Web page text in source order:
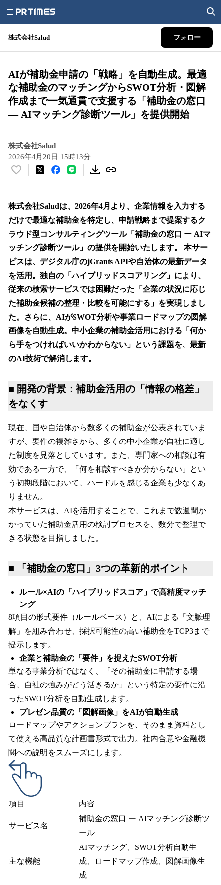
株式会社Salud フォロー
AIが補助金申請の「戦略」を自動生成。最適
な補助金のマッチングからSWOT分析・図解
作成まで一気通貫で支援する「補助金の窓口
— AIマッチング診断ツール」を提供開始
株式会社Salud
2026年4月20日 15時13分
い
！
数
を
読
み
込
中
で
す
株式会社Saludは、2026年4月より、企業情報を入力する
だけで最適な補助金を特定し、申請戦略まで提案するク
ラウド型コンサルティングツール「補助金の窓口 ー AIマ
ッチング診断ツール」の提供を開始いたします。 本サー
ビスは、デジタル庁のjGrants APIや自治体の最新データ
を活用。独自の「ハイブリッドスコアリング」により、
従来の検索サービスでは困難だった「企業の状況に応じ
た補助金候補の整理・比較を可能にする」を実現しまし
た。さらに、AIがSWOT分析や事業ロードマップの図解
画像を自動生成。中小企業の補助金活用における「何か
ら手をつければいいかわからない」という課題を、最新
のAI技術で解消します。
■ 開発の背景：補助金活用の「情報の格差」
をなくす
現在、国や自治体から数多くの補助金が公表されていま
すが、要件の複雑さから、多くの中小企業が自社に適し
た制度を見落としています。また、専門家への相談は有
効である一方で、「何を相談すべきか分からない」とい
う初期段階において、ハードルを感じる企業も少なくあ
りません。
本サービスは、AIを活用することで、これまで数週間か
かっていた補助金活用の検討プロセスを、数分で整理で
きる状態を目指しました。
■ 「補助金の窓口」3つの革新的ポイント
ルール×AIの「ハイブリッドスコア」で高精度マッチ
ング
8項目の形式要件（ルールベース）と、AIによる「文脈理
解」を組み合わせ、採択可能性の高い補助金をTOP3まで
提示します。
企業と補助金の「要件」を捉えたSWOT分析
単なる事業分析ではなく、「その補助金に申請する場
合、自社の強みがどう活きるか」という特定の要件に沿
ったSWOT分析を自動生成します。
プレゼン品質の「図解画像」をAIが自動生成
ロードマップやアクションプランを、そのまま資料とし
て使える高品質な計画書形式で出力。社内合意や金融機
関への説明をスムーズにします。
項目 内容
サービス名
補助金の窓口 ー AIマッチング診断ツ
ール
主な機能
AIマッチング、SWOT分析自動生
成、ロードマップ作成、図解画像生
成